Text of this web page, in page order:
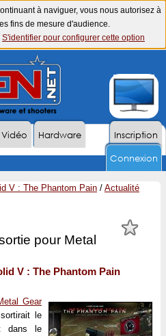
à naviguer, vous nous autorisez à
fins de mesure d'audience.
S'identifier pour configurer cette option
Inscription
Vidéo
Hardware
Connexion
V : The Phantom Pain / Actualité
pour Metal
V : The Phantom Pain
Gear
sortirait le
dans le